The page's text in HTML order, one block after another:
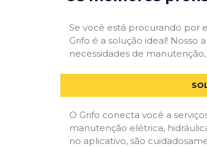
Se você está procurando por
Grifo é a solução ideal!
necessidades de
O Grifo conecta você a
manutenção elétrica,
no aplicativo, são